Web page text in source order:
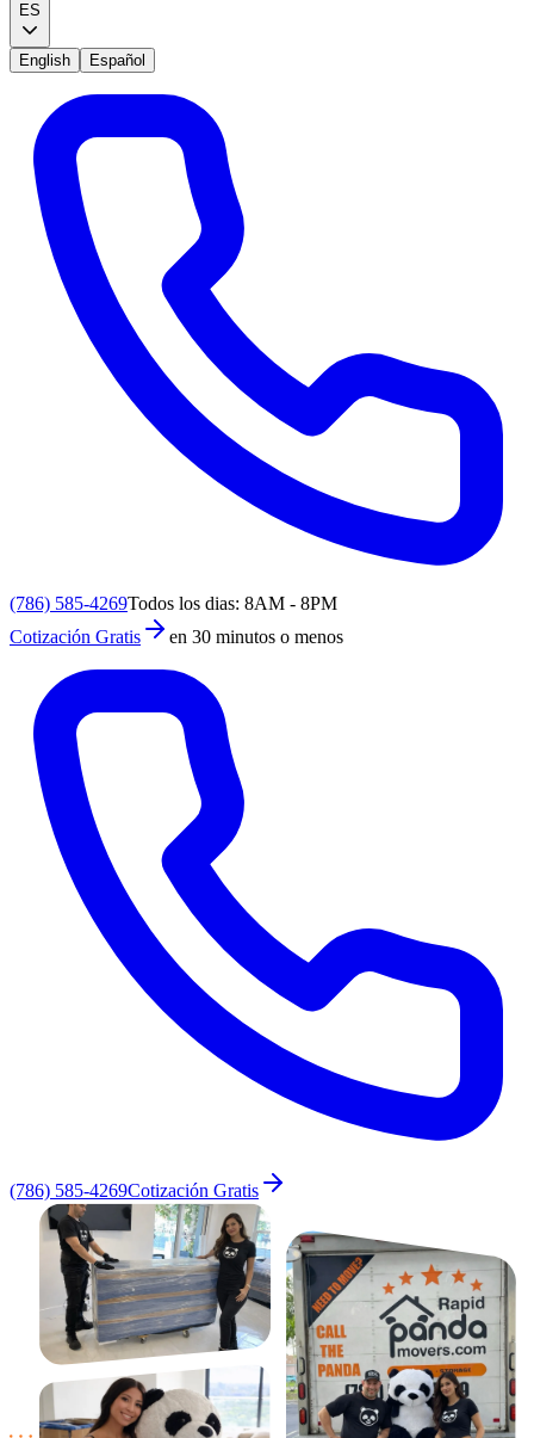
ES
English Español
(786) 585-4269Todos los dias: 8AM - 8PM
Cotización Gratis
en 30 minutos o menos
(786) 585-4269Cotización Gratis